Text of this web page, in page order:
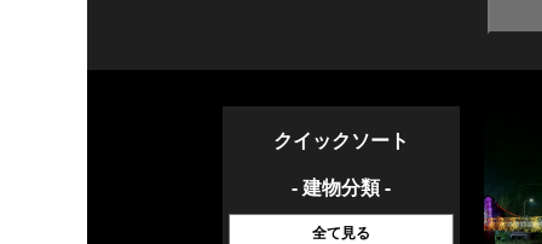
クイックソート
- 建物分類 -
全て見る